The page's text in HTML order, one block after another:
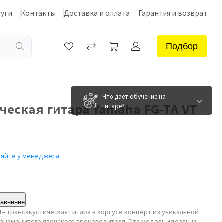
Контакты Доставка и оплата Гарантия и возврат
Подбор
Что дает обучение на
гитаре?
гитара Yamaha FG-TA VT
у менеджера
трансакустическая гитара в корпусе концерт из уникальной